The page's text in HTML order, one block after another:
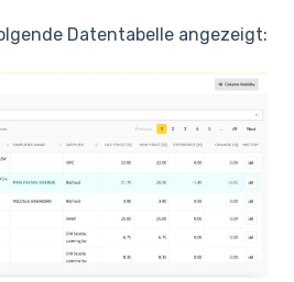
Datentabelle angezeigt: